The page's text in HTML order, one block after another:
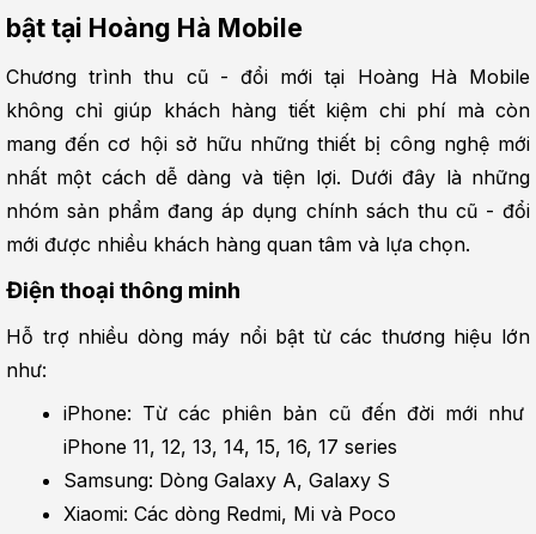
bật tại Hoàng Hà Mobile
Chương trình thu cũ - đổi mới tại Hoàng Hà Mobile
không chỉ giúp khách hàng tiết kiệm chi phí mà còn
mang đến cơ hội sở hữu những thiết bị công nghệ mới
nhất một cách dễ dàng và tiện lợi. Dưới đây là những
nhóm sản phẩm đang áp dụng chính sách thu cũ - đổi
mới được nhiều khách hàng quan tâm và lựa chọn.
Điện thoại thông minh
Hỗ trợ nhiều dòng máy nổi bật từ các thương hiệu lớn
như:
iPhone: Từ các phiên bản cũ đến đời mới như
iPhone 11, 12, 13, 14, 15, 16, 17 series
Samsung: Dòng Galaxy A, Galaxy S
Xiaomi: Các dòng Redmi, Mi và Poco